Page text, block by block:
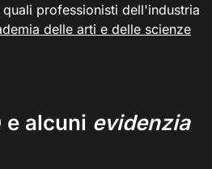
professionisti dell'industria
delle arti e delle scienze
e alcuni evidenzia